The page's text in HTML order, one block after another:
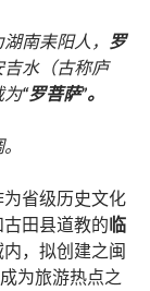
南耒阳人，
罗
水（古称庐
为“罗菩萨”。
省级历史文化
古田县道教的临
，拟创建之闽
为旅游热点之